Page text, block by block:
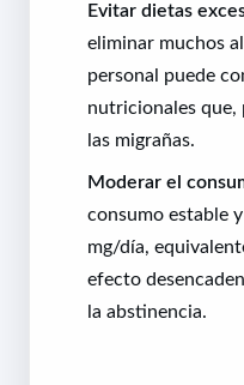
Evitar dietas
eliminar muchos
personal puede
nutricionales que,
las migrañas.
Moderar el
consumo estable
mg/día,
efecto
la abstinencia.